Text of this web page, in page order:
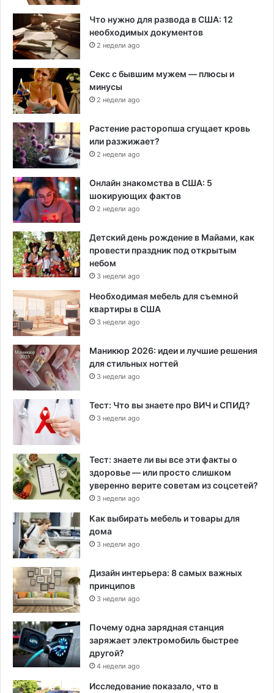
Что нужно для развода в США: 12
необходимых документов
2 недели ago
Секс с бывшим мужем — плюсы и
минусы
2 недели ago
Растение расторопша сгущает кровь
или разжижает?
2 недели ago
Онлайн знакомства в США: 5
шокирующих фактов
2 недели ago
Детский день рождение в Майами, как
провести праздник под открытым
небом
3 недели ago
Необходимая мебель для съемной
квартиры в США
3 недели ago
Маникюр 2026: идеи и лучшие решения
для стильных ногтей
3 недели ago
Тест: Что вы знаете про ВИЧ и СПИД?
3 недели ago
Тест: знаете ли вы все эти факты о
здоровье — или просто слишком
уверенно верите советам из соцсетей?
3 недели ago
Как выбирать мебель и товары для
дома
3 недели ago
Дизайн интерьера: 8 самых важных
принципов
3 недели ago
Почему одна зарядная станция
заряжает электромобиль быстрее
другой?
4 недели ago
Исследование показало, что в